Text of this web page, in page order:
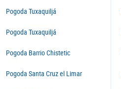
Pogoda Tuxaquiljá
Pogoda Tuxaquiljá
Pogoda Barrio Chistetic
Pogoda Santa Cruz el Limar